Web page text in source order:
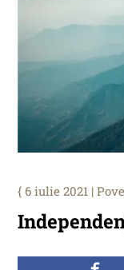
6 iulie 2021 |